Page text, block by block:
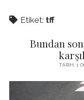
İYI
DERS
Etiket: tff
Bundan
TARIH: 1